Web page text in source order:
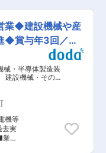
が可
を習
ら
売上
で九
ー
い
あり
ーを
顧客
、安
先輩
環
に
な
のお
保険
保険
ま
業◆建設機械や産
◆賞与年3回／転
械・半導体製造装
建設機械・その他
機械・産業機械営
建機・自動車部品
機等
去実